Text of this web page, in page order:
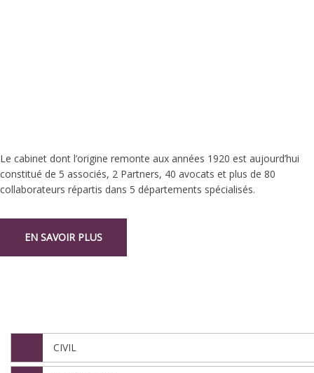
Le cabinet dont l’origine remonte aux années 1920 est aujourd’hui
constitué de 5 associés, 2 Partners, 40 avocats et plus de 80
collaborateurs répartis dans 5 départements spécialisés.
EN SAVOIR PLUS
CIVIL